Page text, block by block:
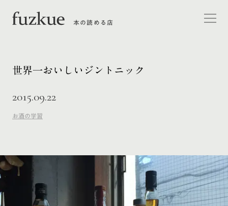
本の読める店
世界一おいしいジントニック
2015.09.22
お酒の学習